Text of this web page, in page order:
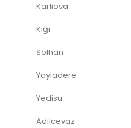
Karlıova
Kiğı
Solhan
Yayladere
Yedisu
Adilcevaz